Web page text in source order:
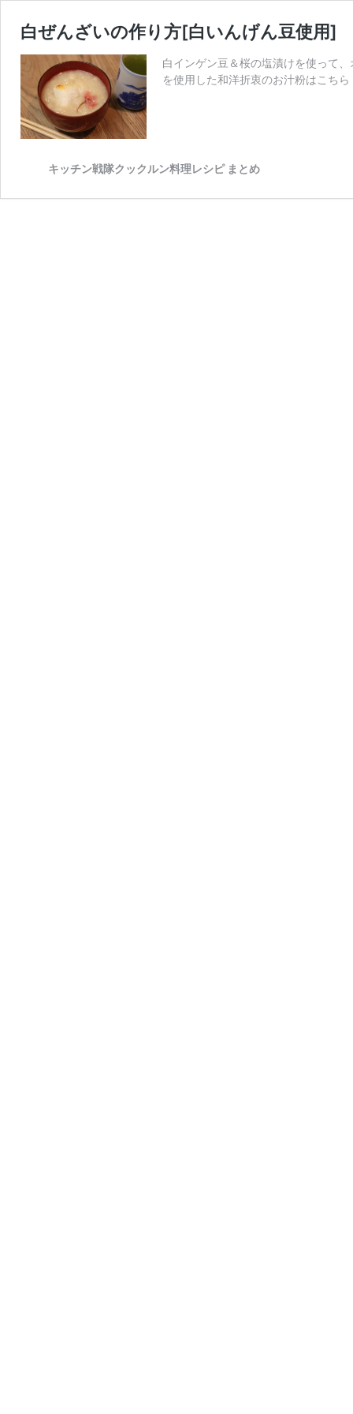
白ぜんざいの作り方[白いんげん豆使用]
白インゲン豆＆桜の塩漬けを使って
を使用した和洋折衷のお汁粉はこち
キッチン戦隊クックルン料理レシピ まとめ